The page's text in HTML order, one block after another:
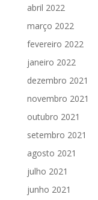
abril 2022
março 2022
fevereiro 2022
janeiro 2022
dezembro 2021
novembro 2021
outubro 2021
setembro 2021
agosto 2021
julho 2021
junho 2021